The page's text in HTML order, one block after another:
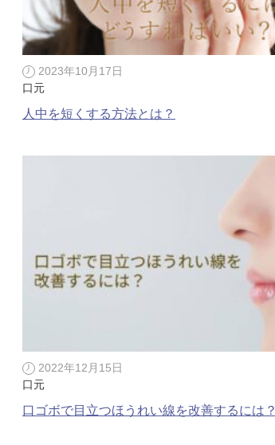
2023年10月17日
口元
人中を短くする方法とは？
2022年12月15日
口元
口ゴボで目立つほうれい線を改善するには？